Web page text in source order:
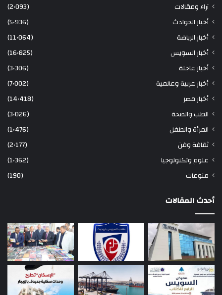
آراء ومقالات
(2٬093)
أخبار الحوادث
(5٬936)
أخبار الرياضة
(11٬064)
أخبار السويس
(16٬825)
أخبار عاجلة
(3٬306)
أخبار عربية وعالمية
(7٬002)
أخبار مصر
(14٬418)
الطب والصحة
(3٬026)
المرأة والطفل
(1٬476)
ثقافة وفن
(2٬177)
علوم وتكنولوجيا
(1٬362)
منوعات
(190)
أحدث المقالات